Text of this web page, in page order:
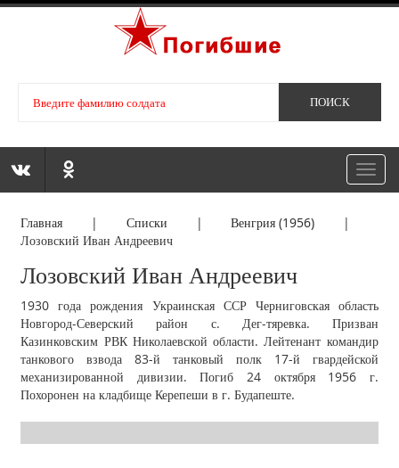
Главная | Списки |Венгрия (1956) |
Лозовский Иван Андреевич
Лозовский Иван Андреевич
1930 года рождения Украинская ССР Черниговская область
Новгород-Северский район с. Дег-тяревка. Призван
Казинковским РВК Николаевской области. Лейтенант командир
танкового взвода 83-й танковый полк 17-й гвардейской
механизированной дивизии. Погиб 24 октября 1956 г.
Похоронен на кладбище Керепеши в г. Будапеште.